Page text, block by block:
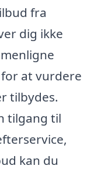
fra
dig ikke
for at vurdere
tilbydes.
tilgang til
kan du